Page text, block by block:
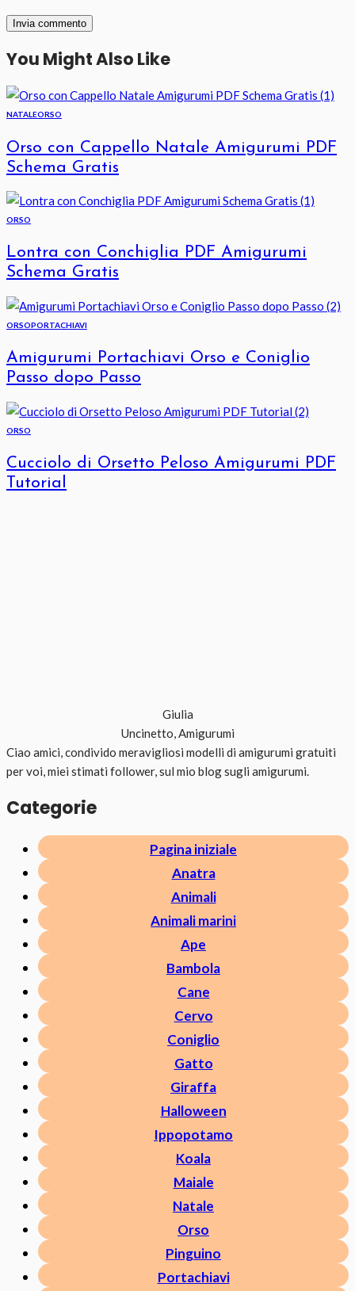
You Might Also Like
NATALEORSO
Orso con Cappello Natale Amigurumi PDF
Schema Gratis
ORSO
Lontra con Conchiglia PDF Amigurumi
Schema Gratis
ORSOPORTACHIAVI
Amigurumi Portachiavi Orso e Coniglio
Passo dopo Passo
ORSO
Cucciolo di Orsetto Peloso Amigurumi PDF
Tutorial
Giulia
Uncinetto, Amigurumi
Ciao amici, condivido meravigliosi modelli di amigurumi gratuiti
per voi, miei stimati follower, sul mio blog sugli amigurumi.
Categorie
Pagina iniziale
Anatra
Animali
Animali marini
Ape
Bambola
Cane
Cervo
Coniglio
Gatto
Giraffa
Halloween
Ippopotamo
Koala
Maiale
Natale
Orso
Pinguino
Portachiavi